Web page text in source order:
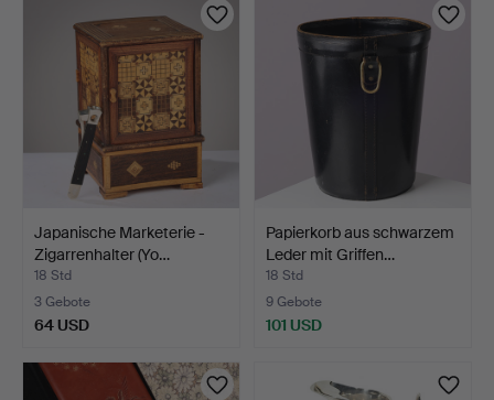
Japanische Marketerie -
Zigarrenhalter (Yo…
18 Std
3 Gebote
64 USD
Papierkorb aus schwarzem
Leder mit Griffen…
18 Std
9 Gebote
101 USD